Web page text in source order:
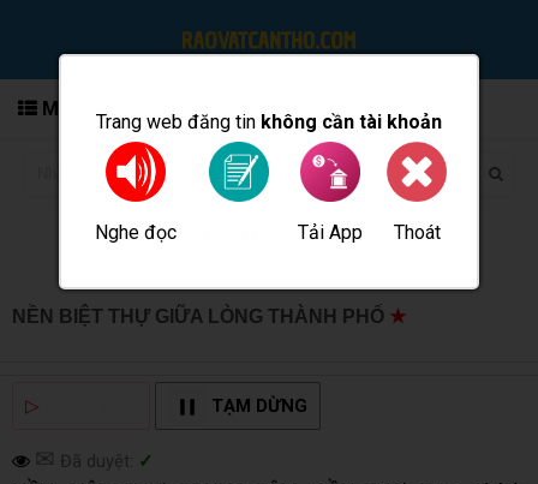
Trang web đăng tin không cần tài khoản
Nghe đọc Tải App Thoát
MENU
NỀN BIỆT THỰ GIỮA LÒNG THÀNH PHỐ ★
▷ TẠM DỪNG
✉ Đã duyệt: ✓